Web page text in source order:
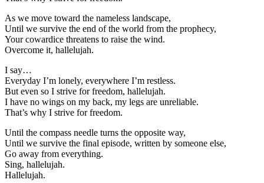
As we move toward the nameless landscape,
Until we survive the end of the world from the prophecy,
Your cowardice threatens to raise the wind.
Overcome it, hallelujah.
I say…
Everyday I’m lonely, everywhere I’m restless.
But even so I strive for freedom, hallelujah.
I have no wings on my back, my legs are unreliable.
That’s why I strive for freedom.
Until the compass needle turns the opposite way,
Until we survive the final episode, written by someone else,
Go away from everything.
Sing, hallelujah.
Hallelujah.